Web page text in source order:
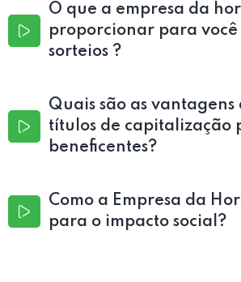
O que a empresa da
proporcionar para você
sorteios ?
Quais são as
títulos de capitalização
beneficentes?
Como a Empresa da
para o impacto social?